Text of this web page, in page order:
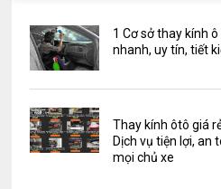
1 Cơ sở thay kính
nhanh, uy tín, tiết
Thay kính ôtô giá
Dịch vụ tiện lợi, an
mọi chủ xe